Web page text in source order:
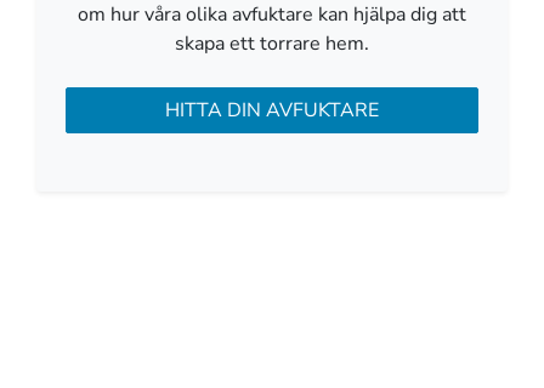
om hur våra olika avfuktare kan hjälpa dig att
skapa ett torrare hem.
HITTA DIN AVFUKTARE